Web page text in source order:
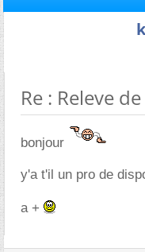
Re : Releve
bonjour
y'a t'il un pro de
a +